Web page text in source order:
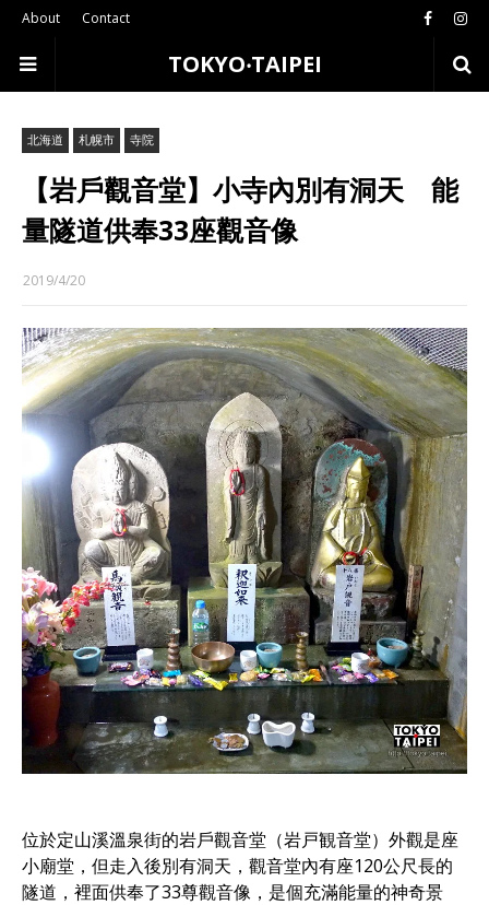
About Contact
TOKYO‧TAIPEI
北海道 札幌市 寺院
【岩戶觀音堂】小寺內別有洞天 能
量隧道供奉33座觀音像
2019/4/20
位於定山溪溫泉街的岩戶觀音堂（岩戸観音堂）外觀是座
小廟堂，但走入後別有洞天，觀音堂內有座120公尺長的
隧道，裡面供奉了33尊觀音像，是個充滿能量的神奇景